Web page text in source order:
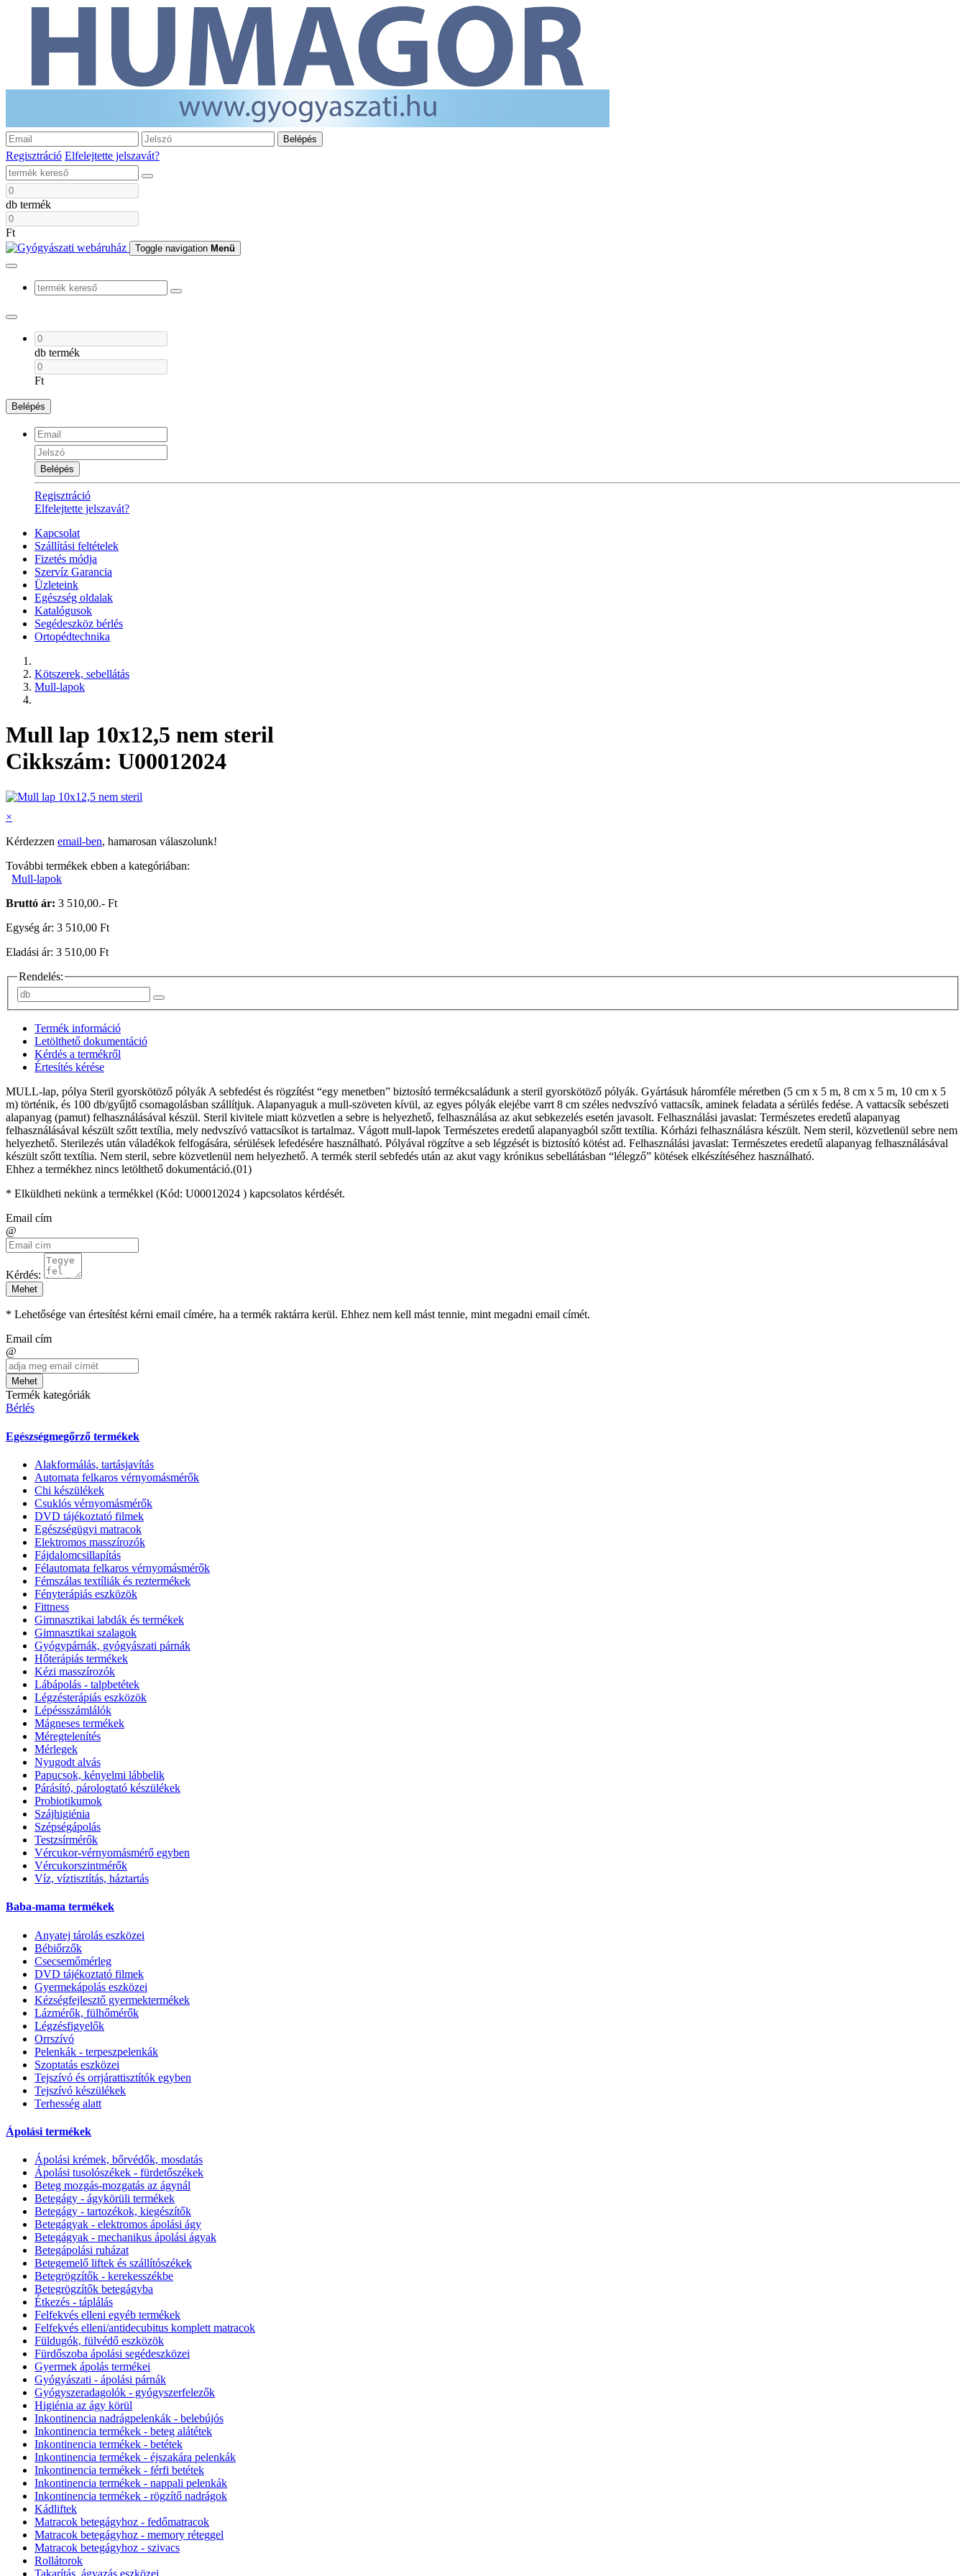
Belépés
Regisztráció Elfelejtette jelszavát?
db termék
Ft
Toggle navigation Menü
db termék
Ft
Belépés
Belépés
Regisztráció
Elfelejtette jelszavát?
Kapcsolat
Szállítási feltételek
Fizetés módja
Szervíz Garancia
Üzleteink
Egészség oldalak
Katalógusok
Segédeszköz bérlés
Ortopédtechnika
Kötszerek, sebellátás
Mull-lapok
Mull lap 10x12,5 nem steril
Cikkszám: U00012024
×
Kérdezzen email-ben, hamarosan válaszolunk!
További termékek ebben a kategóriában:
Mull-lapok
Bruttó ár: 3 510,00.- Ft
Egység ár: 3 510,00 Ft
Eladási ár: 3 510,00 Ft
Rendelés:
Termék információ
Letölthető dokumentáció
Kérdés a termékről
Értesítés kérése
MULL-lap, pólya Steril gyorskötöző pólyák A sebfedést és rögzítést “egy menetben” biztosító termékcsaládunk a steril gyorskötöző pólyák. Gyártásuk háromféle méretben (5 cm x 5 m, 8 cm x 5 m, 10 cm x 5
m) történik, és 100 db/gyűjtő csomagolásban szállítjuk. Alapanyaguk a mull-szöveten kívül, az egyes pólyák elejébe varrt 8 cm széles nedvszívó vattacsík, aminek feladata a sérülés fedése. A vattacsík sebészeti
alapanyag (pamut) felhasználásával készül. Steril kivitele miatt közvetlen a sebre is helyezhető, felhasználása az akut sebkezelés esetén javasolt. Felhasználási javaslat: Természetes eredetű alapanyag
felhasználásával készült szőtt textília, mely nedvszívó vattacsíkot is tartalmaz. Vágott mull-lapok Természetes eredetű alapanyagból szőtt textília. Kórházi felhasználásra készült. Nem steril, közvetlenül sebre nem
helyezhető. Sterilezés után váladékok felfogására, sérülések lefedésére használható. Pólyával rögzítve a seb légzését is biztosító kötést ad. Felhasználási javaslat: Természetes eredetű alapanyag felhasználásával
készült szőtt textília. Nem steril, sebre közvetlenül nem helyezhető. A termék steril sebfedés után az akut vagy krónikus sebellátásban “lélegző” kötések elkészítéséhez használható.
Ehhez a termékhez nincs letölthető dokumentáció.(01)
* Elküldheti nekünk a termékkel (Kód: U00012024 ) kapcsolatos kérdését.
Email cím
@
Kérdés:
Mehet
* Lehetősége van értesítést kérni email címére, ha a termék raktárra kerül. Ehhez nem kell mást tennie, mint megadni email címét.
Email cím
@
Mehet
Termék kategóriák
Bérlés
Egészségmegőrző termékek
Alakformálás, tartásjavítás
Automata felkaros vérnyomásmérők
Chi készülékek
Csuklós vérnyomásmérők
DVD tájékoztató filmek
Egészségügyi matracok
Elektromos masszírozók
Fájdalomcsillapítás
Félautomata felkaros vérnyomásmérők
Fémszálas textíliák és reztermékek
Fényterápiás eszközök
Fittness
Gimnasztikai labdák és termékek
Gimnasztikai szalagok
Gyógypárnák, gyógyászati párnák
Hőterápiás termékek
Kézi masszírozók
Lábápolás - talpbetétek
Légzésterápiás eszközök
Lépéssszámlálók
Mágneses termékek
Méregtelenítés
Mérlegek
Nyugodt alvás
Papucsok, kényelmi lábbelik
Párásító, párologtató készülékek
Probiotikumok
Szájhigiénia
Szépségápolás
Testzsírmérők
Vércukor-vérnyomásmérő egyben
Vércukorszintmérők
Víz, víztisztítás, háztartás
Baba-mama termékek
Anyatej tárolás eszközei
Bébiőrzők
Csecsemőmérleg
DVD tájékoztató filmek
Gyermekápolás eszközei
Kézségfejlesztő gyermektermékek
Lázmérők, fülhőmérők
Légzésfigyelők
Orrszívó
Pelenkák - terpeszpelenkák
Szoptatás eszközei
Tejszívó és orrjárattisztítók egyben
Tejszívó készülékek
Terhesség alatt
Ápolási termékek
Ápolási krémek, bőrvédők, mosdatás
Ápolási tusolószékek - fürdetőszékek
Beteg mozgás-mozgatás az ágynál
Betegágy - ágykörüli termékek
Betegágy - tartozékok, kiegészítők
Betegágyak - elektromos ápolási ágy
Betegágyak - mechanikus ápolási ágyak
Betegápolási ruházat
Betegemelő liftek és szállítószékek
Betegrögzítők - kerekesszékbe
Betegrögzítők betegágyba
Étkezés - táplálás
Felfekvés elleni egyéb termékek
Felfekvés elleni/antidecubitus komplett matracok
Füldugók, fülvédő eszközök
Fürdőszoba ápolási segédeszközei
Gyermek ápolás termékei
Gyógyászati - ápolási párnák
Gyógyszeradagolók - gyógyszerfelezők
Higiénia az ágy körül
Inkontinencia nadrágpelenkák - belebújós
Inkontinencia termékek - beteg alátétek
Inkontinencia termékek - betétek
Inkontinencia termékek - éjszakára pelenkák
Inkontinencia termékek - férfi betétek
Inkontinencia termékek - nappali pelenkák
Inkontinencia termékek - rögzítő nadrágok
Kádliftek
Matracok betegágyhoz - fedőmatracok
Matracok betegágyhoz - memory réteggel
Matracok betegágyhoz - szivacs
Rollátorok
Takarítás, ágyazás eszközei